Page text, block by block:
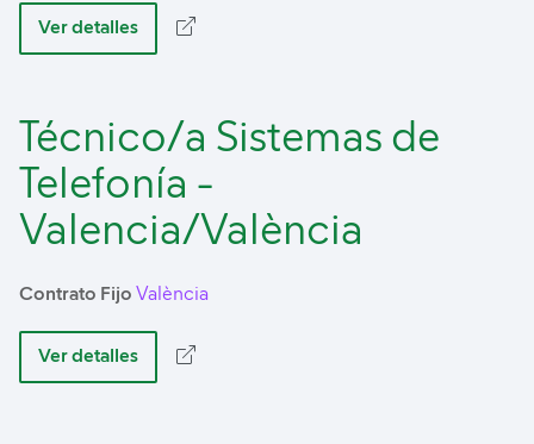
Ver detalles
Técnico/a Sistemas de
Telefonía -
Valencia/València
Contrato Fijo València
Ver detalles